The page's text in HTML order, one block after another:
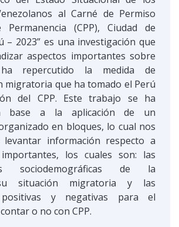
al Carné de Permiso
Permanencia (CPP), Ciudad de
– 2023” es una investigación que
aspectos importantes sobre
repercutido la medida de
migratoria que ha tomado el Perú
del CPP. Este trabajo se ha
base a la aplicación de un
en bloques, lo cual nos
información respecto a
los cuales son: las
sociodemográficas de la
situación migratoria y las
positivas y negativas para el
o no con CPP.